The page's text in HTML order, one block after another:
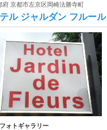
府 京都市左京区岡崎法勝寺町
ル ジャルダン フルール
フォトギャラリー